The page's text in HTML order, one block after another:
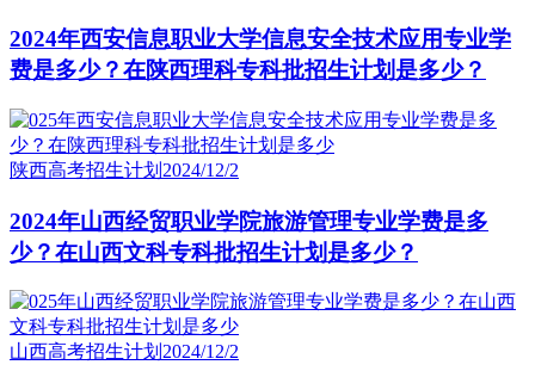
2024年西安信息职业大学信息安全技术应用专业学
费是多少？在陕西理科专科批招生计划是多少？
陕西高考招生计划 2024/12/2
2024年山西经贸职业学院旅游管理专业学费是多
少？在山西文科专科批招生计划是多少？
山西高考招生计划 2024/12/2